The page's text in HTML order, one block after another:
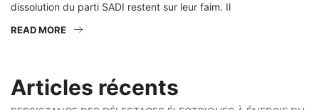
dissolution du parti SADI restent sur leur faim. Il
READ MORE
Articles récents